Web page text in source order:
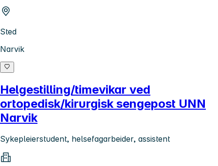
Sted
Narvik
Helgestilling/timevikar ved
ortopedisk/kirurgisk sengepost UNN
Narvik
Sykepleierstudent, helsefagarbeider, assistent